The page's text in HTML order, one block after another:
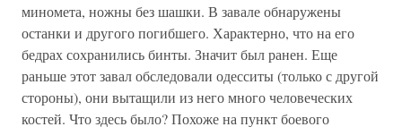
миномета, ножны без шашки. В завале обнаружены
останки и другого погибшего. Характерно, что на его
бедрах сохранились бинты. Значит был ранен. Еще
раньше этот завал обследовали одесситы (только с другой
стороны), они вытащили из него много человеческих
костей. Что здесь было? Похоже на пункт боевого